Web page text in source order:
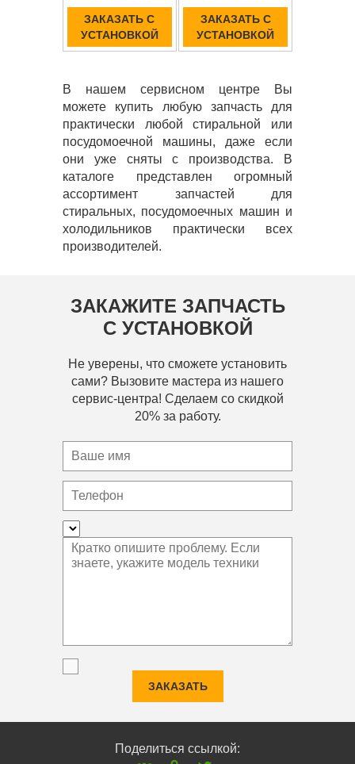
ЗАКАЗАТЬ С
УСТАНОВКОЙ
ЗАКАЗАТЬ С
УСТАНОВКОЙ
В нашем сервисном центре Вы
можете купить любую запчасть для
практически любой стиральной или
посудомоечной машины, даже если
они уже сняты с производства. В
каталоге представлен огромный
ассортимент запчастей для
стиральных, посудомоечных машин и
холодильников практически всех
производителей.
ЗАКАЖИТЕ ЗАПЧАСТЬ
С УСТАНОВКОЙ
Не уверены, что сможете установить
сами? Вызовите мастера из нашего
сервис-центра! Сделаем со скидкой
20% за работу.
ЗАКАЗАТЬ
Поделиться ссылкой: